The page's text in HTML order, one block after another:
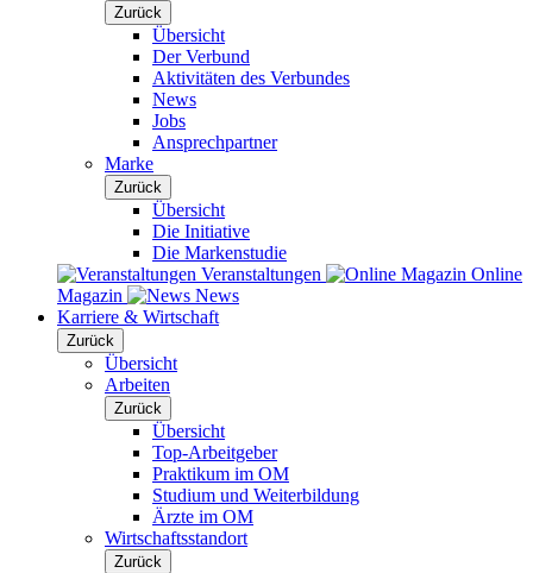
Zurück
Übersicht
Der Verbund
Aktivitäten des Verbundes
News
Jobs
Ansprechpartner
Marke
Zurück
Übersicht
Die Initiative
Die Markenstudie
Veranstaltungen
Online
Magazin
News
Karriere & Wirtschaft
Zurück
Übersicht
Arbeiten
Zurück
Übersicht
Top-Arbeitgeber
Praktikum im OM
Studium und Weiterbildung
Ärzte im OM
Wirtschaftsstandort
Zurück